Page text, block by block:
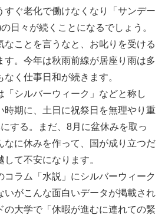
すぐ老化で働けなくなり「サンデー
日々が続くことになるでしょう。
なことを言うなと、お叱りを受ける
す。今年は秋雨前線が居座り雨は多
く仕事日和が続きます。
「シルバーウィーク」などと称し
時期に、土日に祝祭日を無理やり重
する。まだ、8月に盆休みを取っ
なに休みを作って、国が成り立つだ
て不安になります。
コラム「水説」にシルバーウィーク
いがこんな面白いデータが掲載され
の大学で「休暇が進むに連れての緊